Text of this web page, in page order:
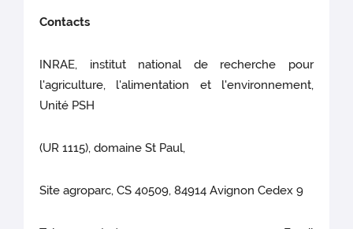
Contacts
INRAE, institut national de recherche pour
l'agriculture, l'alimentation et l'environnement,
Unité PSH
(UR 1115), domaine St Paul,
Site agroparc, CS 40509, 84914 Avignon Cedex 9